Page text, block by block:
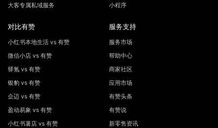
大客专属私域服务
小程序
对比有赞
小红书本地生活 vs 有赞
微信小店 vs 有赞
驿氪 vs 有赞
银豹 vs 有赞
企迈 vs 有赞
盈动易象 vs 有赞
小红书薯店 vs 有赞
服务支持
服务市场
帮助中心
商家社区
应用市场
有赞头条
有赞说
新零售资讯